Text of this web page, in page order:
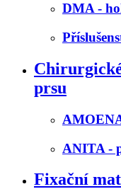
DMA -
prsu
ANITA -
Fixační